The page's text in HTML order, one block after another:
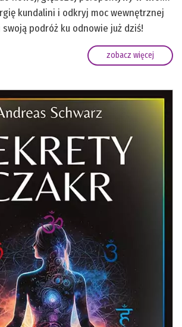
kundalini i odkryj moc wewnętrznej
swoją podróż ku odnowie już dziś!
zobacz więcej